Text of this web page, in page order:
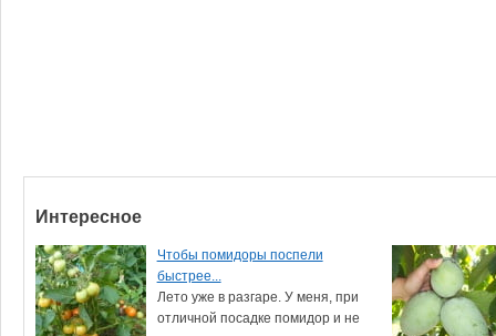
Интересное
Чтобы помидоры поспели
быстрее...
Лето уже в разгаре. У меня, при
отличной посадке помидор и не